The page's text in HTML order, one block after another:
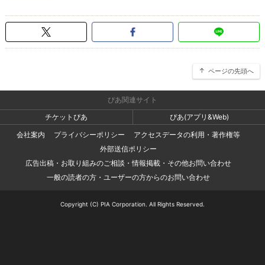
ページの先頭へ
ぴあ関連サイト
チケットぴあ
ぴあ(アプリ&Web)
会社案内
プライバシーポリシー
アクセスデータの利用・著作権等
外部送信ポリシー
広告出稿・お取り組みのご相談・情報掲載・その他お問い合わせ
一般の読者の方・ユーザーの方からのお問い合わせ
Copyright (C) PIA Corporation. All Rights Reserved.